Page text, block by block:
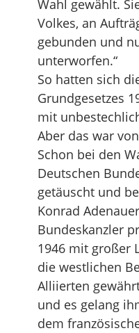
Wahl gewählt.
Volkes, an
gebunden und
unterworfen.“
So hatten sich
Grundgesetzes
mit
Aber das war
Schon bei den
Deutschen
getäuscht und
Konrad
Bundeskanzler
1946 mit großer
die westlichen
Alliierten
und es gelang
dem